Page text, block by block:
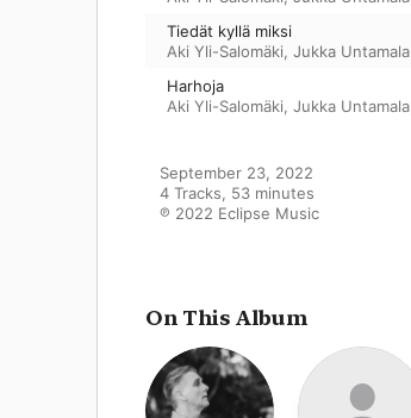
Tiedät kyllä miksi
Aki Yli-Salomäki, Jukka Untamala
Harhoja
Aki Yli-Salomäki, Jukka Untamala
September 23, 2022
4 Tracks, 53 minutes
℗ 2022 Eclipse Music
On This Album